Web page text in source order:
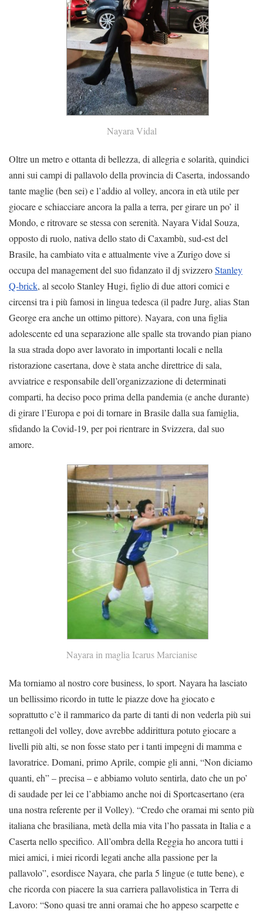
Nayara Vidal
Oltre un metro e ottanta di bellezza, di allegria e solarità, quindici
anni sui campi di pallavolo della provincia di Caserta, indossando
tante maglie (ben sei) e l’addio al volley, ancora in età utile per
giocare e schiacciare ancora la palla a terra, per girare un po’ il
Mondo, e ritrovare se stessa con serenità. Nayara Vidal Souza,
opposto di ruolo, nativa dello stato di Caxambù, sud-est del
Brasile, ha cambiato vita e attualmente vive a Zurigo dove si
occupa del management del suo fidanzato il dj svizzeroStanley
Q-brick, al secolo Stanley Hugi, figlio di due attori comici e
circensi tra i più famosi in lingua tedesca (il padre Jurg, alias Stan
George era anche un ottimo pittore). Nayara, con una figlia
adolescente ed una separazione alle spalle sta trovando pian piano
la sua strada dopo aver lavorato in importanti locali e nella
ristorazione casertana, dove è stata anche direttrice di sala,
avviatrice e responsabile dell’organizzazione di determinati
comparti, ha deciso poco prima della pandemia (e anche durante)
di girare l’Europa e poi di tornare in Brasile dalla sua famiglia,
sfidando la Covid-19, per poi rientrare in Svizzera, dal suo
amore.
Nayara in maglia Icarus Marcianise
Ma torniamo al nostro core business, lo sport. Nayara ha lasciato
un bellissimo ricordo in tutte le piazze dove ha giocato e
soprattutto c’è il rammarico da parte di tanti di non vederla più sui
rettangoli del volley, dove avrebbe addirittura potuto giocare a
livelli più alti, se non fosse stato per i tanti impegni di mamma e
lavoratrice. Domani, primo Aprile, compie gli anni, “Non diciamo
quanti, eh” – precisa – e abbiamo voluto sentirla, dato che un po’
di saudade per lei ce l’abbiamo anche noi di Sportcasertano (era
una nostra referente per il Volley). “Credo che oramai mi sento più
italiana che brasiliana, metà della mia vita l’ho passata in Italia e a
Caserta nello specifico. All’ombra della Reggia ho ancora tutti i
miei amici, i miei ricordi legati anche alla passione per la
pallavolo”, esordisce Nayara, che parla 5 lingue (e tutte bene), e
che ricorda con piacere la sua carriera pallavolistica in Terra di
Lavoro: “Sono quasi tre anni oramai che ho appeso scarpette e